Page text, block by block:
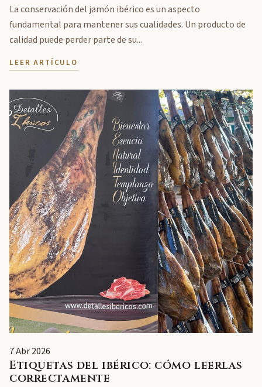
La conservación del jamón ibérico es un aspecto
fundamental para mantener sus cualidades. Un producto de
calidad puede perder parte de su...
LEER ARTÍCULO
7 Abr 2026
Etiquetas del ibérico: cómo leerlas
correctamente